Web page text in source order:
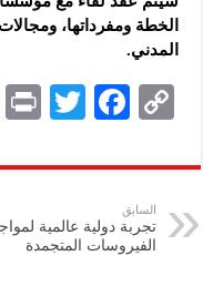
الخطة ومفرداتها،
المدني.
C
p
y
Li
F
eb
k
T
tt
السابق
تجربة دولية عالمية
الفيروسات المتجمدة